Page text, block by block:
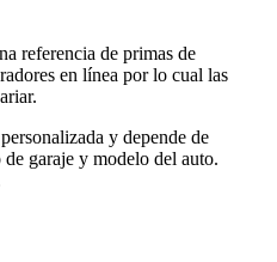
referencia de primas de
en línea por lo cual las
y depende de
garaje y modelo del auto.